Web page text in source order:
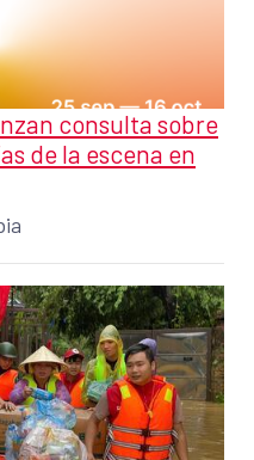
consulta sobre
de la escena en